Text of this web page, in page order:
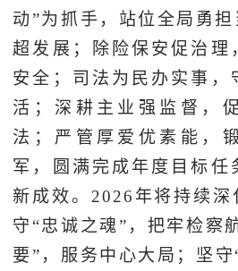
动”为抓手，站位全局勇
超发展；除险保安促治理
安全；司法为民办实事，
活；深耕主业强监督，
法；严管厚爱优素能，
军，圆满完成年度目标任
新成效。2026年将持续深
守“忠诚之魂”，把牢检察
要”，服务中心大局；坚